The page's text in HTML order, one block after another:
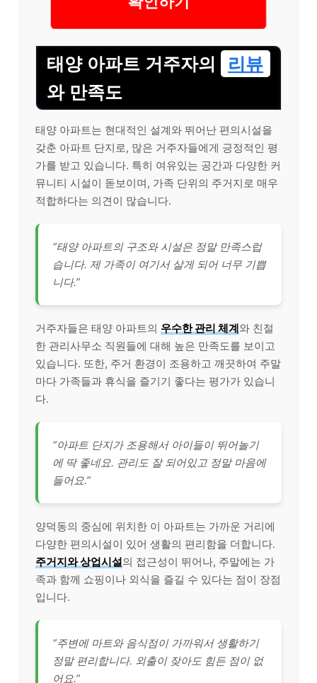
태양 아파트 거주자의
리뷰
와 만족도
태양 아파트는 현대적인 설계와 뛰어난 편의시설을
갖춘 아파트 단지로, 많은 거주자들에게 긍정적인 평
가를 받고 있습니다. 특히 여유있는 공간과 다양한 커
뮤니티 시설이 돋보이며, 가족 단위의 주거지로 매우
적합하다는 의견이 많습니다.
“태양 아파트의 구조와 시설은 정말 만족스럽
습니다. 제 가족이 여기서 살게 되어 너무 기쁩
니다.”
거주자들은 태양 아파트의 우수한 관리 체계와 친절
한 관리사무소 직원들에 대해 높은 만족도를 보이고
있습니다. 또한, 주거 환경이 조용하고 깨끗하여 주말
마다 가족들과 휴식을 즐기기 좋다는 평가가 있습니
다.
“아파트 단지가 조용해서 아이들이 뛰어놀기
에 딱 좋네요. 관리도 잘 되어있고 정말 마음에
들어요.”
양덕동의 중심에 위치한 이 아파트는 가까운 거리에
다양한 편의시설이 있어 생활의 편리함을 더합니다.
주거지와 상업시설의 접근성이 뛰어나, 주말에는 가
족과 함께 쇼핑이나 외식을 즐길 수 있다는 점이 장점
입니다.
“주변에 마트와 음식점이 가까워서 생활하기
정말 편리합니다. 외출이 잦아도 힘든 점이 없
어요.”